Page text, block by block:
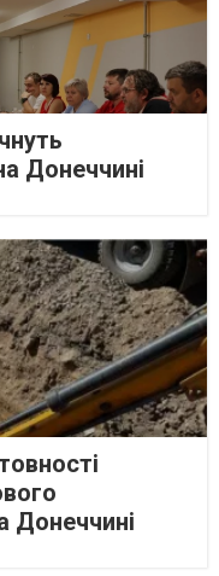
Донеччині
Донеччині